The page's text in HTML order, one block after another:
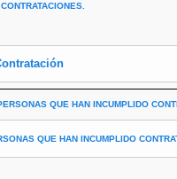
QUE HAN INCUMPLIDO
QUE HAN INCUMPLIDO